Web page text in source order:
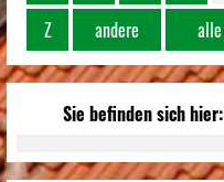
alle
Z
andere
Sie befinden sich hier: